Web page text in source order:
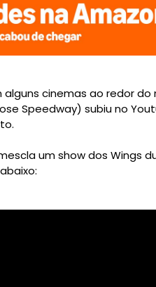
cinemas ao redor do
Speedway) subiu no
um show dos Wings